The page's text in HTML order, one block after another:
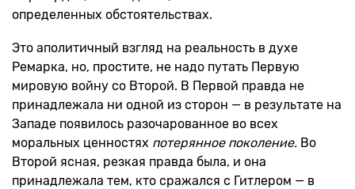
определенных обстоятельствах.
Это аполитичный взгляд на реальность в духе
Ремарка, но, простите, не надо путать Первую
мировую войну со Второй. В Первой правда не
принадлежала ни одной из сторон — в результате на
Западе появилось разочарованное во всех
моральных ценностях потерянное поколение. Во
Второй ясная, резкая правда была, и она
принадлежала тем, кто сражался с Гитлером — в